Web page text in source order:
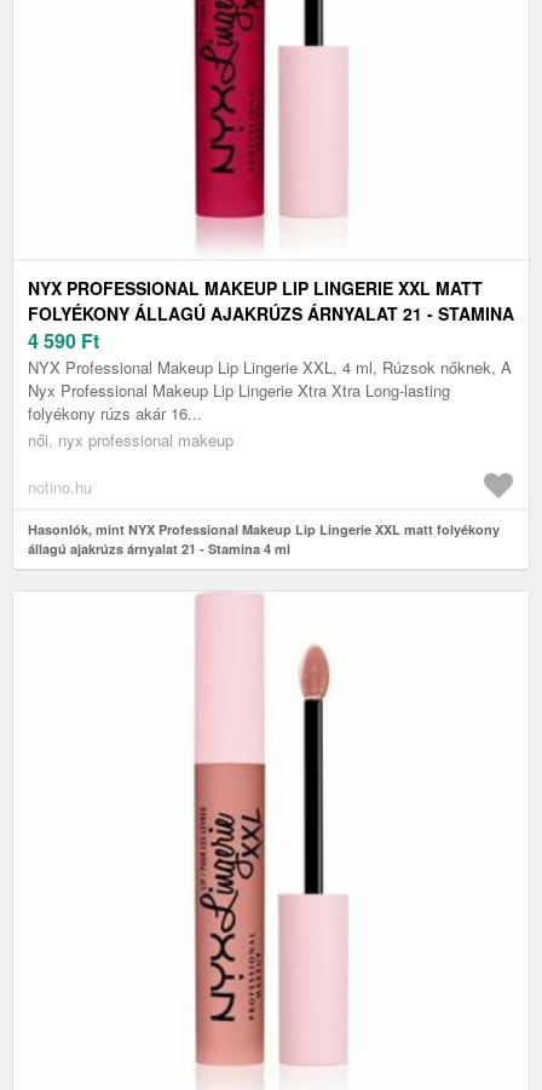
NYX PROFESSIONAL MAKEUP LIP LINGERIE XXL MATT
FOLYÉKONY ÁLLAGÚ AJAKRÚZS ÁRNYALAT 21 - STAMINA
4 ML
4 590 Ft
NYX Professional Makeup Lip Lingerie XXL, 4 ml, Rúzsok nőknek, A
Nyx Professional Makeup Lip Lingerie Xtra Xtra Long-lasting
folyékony rúzs akár 16...
női, nyx professional makeup
notino.hu
Hasonlók, mint NYX Professional Makeup Lip Lingerie XXL matt folyékony
állagú ajakrúzs árnyalat 21 - Stamina 4 ml